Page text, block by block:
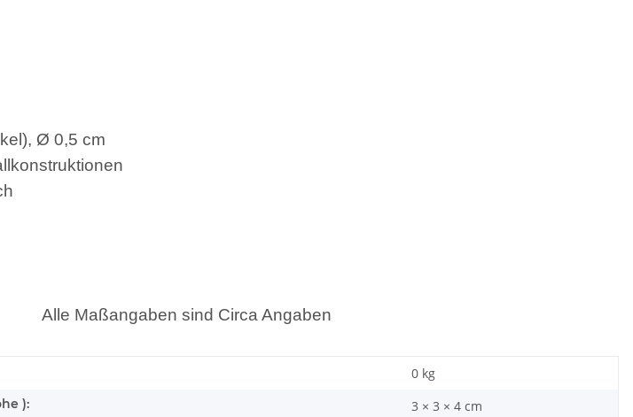
Ø 0,5 cm
Alle Maßangaben sind Circa Angaben
0 kg
): 3 × 3 × 4 cm